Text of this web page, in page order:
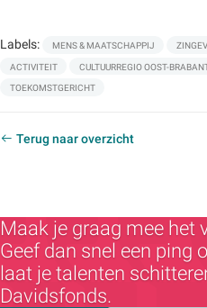
Labels: MENS & MAATSCHAPPIJ
ACTIVITEIT CULTUURREGIO OOST-
TOEKOMSTGERICHT
Terug naar overzicht
Maak je graag mee het
Geef dan snel een ping
laat je talenten
Davidsfonds.